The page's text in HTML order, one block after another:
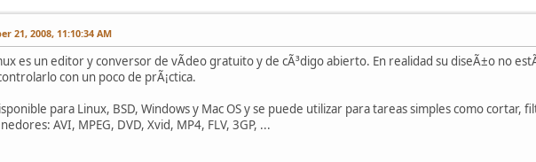
21, 2008, 11:10:34 AM
es un editor y conversor de vÃ­deo gratuito y de cÃ³digo abierto. En realidad su diseÃ±o no
con un poco de prÃ¡ctica.
para Linux, BSD, Windows y Mac OS y se puede utilizar para tareas simples como
AVI, MPEG, DVD, Xvid, MP4, FLV, 3GP, ...